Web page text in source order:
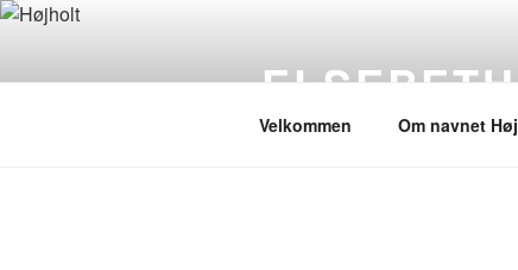
Videre
Velkommen Om navnet